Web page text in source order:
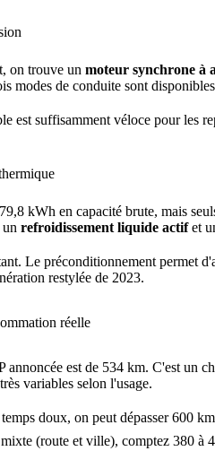
on trouve un moteur synchrone à
modes de conduite sont
est suffisamment véloce pour les
kWh en capacité brute, mais
refroidissement liquide actifet
Le préconditionnement permet
restylée de 2023.
réelle
est de 534 km. C'est un
variables selon l'usage.
doux, on peut dépasser 600
(route et ville), comptez 380 à